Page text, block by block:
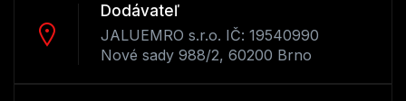
Dodávateľ
JALUEMRO s.r.o. IČ: 19540990
Nové sady 988/2, 60200 Brno